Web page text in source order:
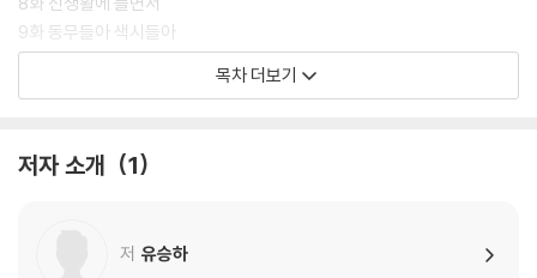
9화 동무들아 색시들아
10화 눈물로 된 이 세상
14화 눈 덮인 들판 걸어갈 때
목차 더보기
저자 소개 1
저 유승하